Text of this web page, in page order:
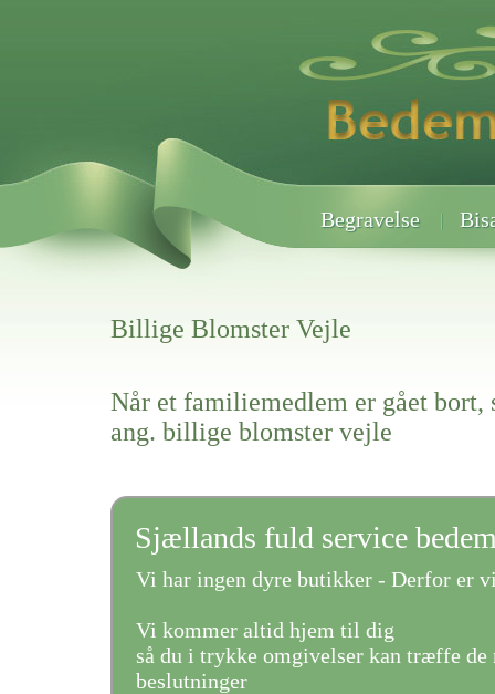
Begravelse
Billige Blomster Vejle
Når et familiemedlem er gået bort,
ang. billige blomster vejle
Sjællands fuld service
Vi har ingen dyre butikker - Derfor er
Vi kommer altid hjem til dig
så du i trykke omgivelser kan træffe de
beslutninger